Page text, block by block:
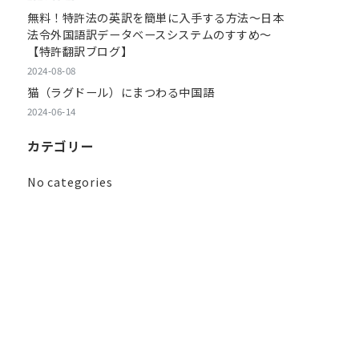
無料！特許法の英訳を簡単に入手する方法～日本
法令外国語訳データベースシステムのすすめ～
【特許翻訳ブログ】
2024-08-08
猫（ラグドール）にまつわる中国語
2024-06-14
カテゴリー
No categories